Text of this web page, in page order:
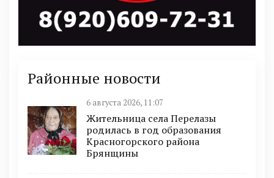
Районные новости
6 августа 2026, 11:07
Жительница села Перелазы
родилась в год образования
Красногорского района
Брянщины